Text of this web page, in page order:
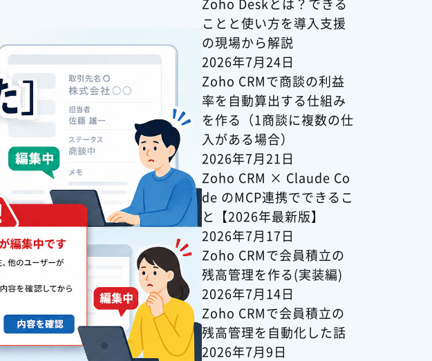
ことと使い方を導入支援
の現場から解説
2026年7月24日
Zoho CRMで商談の利益
率を自動算出する仕組み
を作る（1商談に複数の仕
入がある場合）
2026年7月21日
Zoho CRM × Claude Co
de のMCP連携でできるこ
と【2026年最新版】
2026年7月17日
Zoho CRMで会員積立の
残高管理を作る(実装編)
2026年7月14日
Zoho CRMで会員積立の
残高管理を自動化した話
2026年7月9日